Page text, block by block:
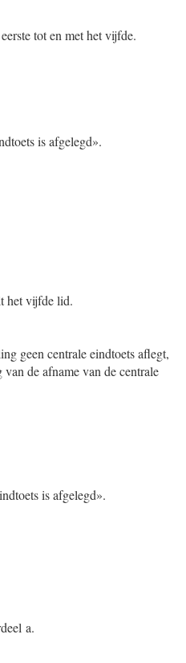
tot en met het vijfde.
is afgelegd».
het vijfde lid.
geen centrale eindtoets aflegt,
de afname van de centrale
is afgelegd».
a.